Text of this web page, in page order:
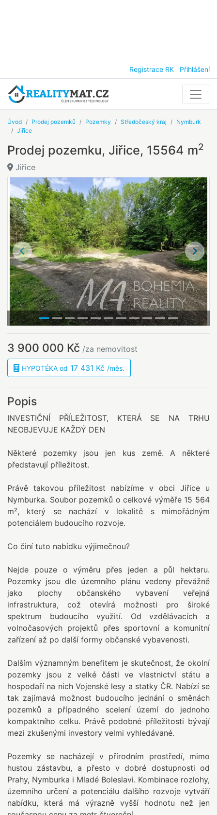
Registrace RK Přihlášení
Úvod Prodej pozemků Pozemky Středočeský kraj
Nymburk
Jiřice
Prodej pozemku, Jiřice, 15564 m2
Jiřice
Předchozí Další
3 900 000 Kč /za nemovitost
HYPOTÉKA od 17 431 Kč /měs.
Popis
INVESTIČNÍ PŘÍLEŽITOST, KTERÁ SE NA TRHU
NEOBJEVUJE KAŽDÝ DEN
Některé pozemky jsou jen kus země. A některé
představují příležitost.
Právě takovou příležitost nabízíme v obci Jiřice u
Nymburka. Soubor pozemků o celkové výměře 15 564
m², který se nachází v lokalitě s mimořádným
potenciálem budoucího rozvoje.
Co činí tuto nabídku výjimečnou?
Nejde pouze o výměru přes jeden a půl hektaru.
Pozemky jsou dle územního plánu vedeny převážně
jako plochy občanského vybavení veřejná
infrastruktura, což otevírá možnosti pro široké
spektrum budoucího využití. Od vzdělávacích a
volnočasových projektů přes sportovní a komunitní
zařízení až po další formy občanské vybavenosti.
Dalším významným benefitem je skutečnost, že okolní
pozemky jsou z velké části ve vlastnictví státu a
hospodaří na nich Vojenské lesy a statky ČR. Nabízí se
tak zajímavá možnost budoucího jednání o směnách
pozemků a případného scelení území do jednoho
kompaktního celku. Právě podobné příležitosti bývají
mezi zkušenými investory velmi vyhledávané.
Pozemky se nacházejí v přírodním prostředí, mimo
hustou zástavbu, a přesto v dobré dostupnosti od
Prahy, Nymburka i Mladé Boleslavi. Kombinace rozlohy,
územního určení a potenciálu dalšího rozvoje vytváří
nabídku, která má výrazně vyšší hodnotu než jen